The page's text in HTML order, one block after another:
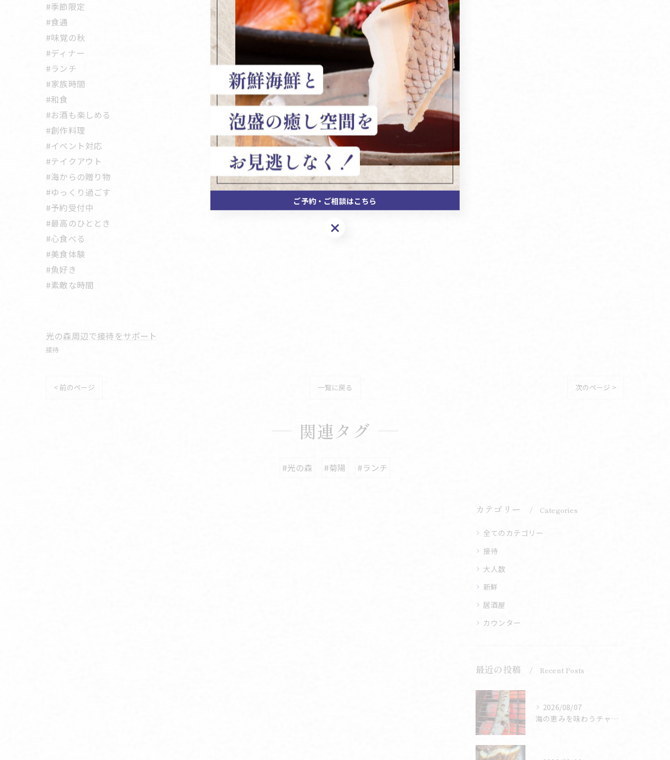
#季節限定
#食通
#味覚の秋
#ディナー
#ランチ
#家族時間
#和食
#お酒も楽しめる
#創作料理
#イベント対応
#テイクアウト
#海からの贈り物
#ゆっくり過ごす
#予約受付中
#最高のひととき
#心食べる
#美食体験
#魚好き
#素敵な時間
光の森周辺で接待をサポート
接待
< 前のページ 一覧に戻る 次のページ >
関連タグ
#光の森 #菊陽 #ランチ
カテゴリー Categories
全てのカテゴリー
接待
大人数
新鮮
居酒屋
カウンター
最近の投稿 Recent Posts
2026/08/07
海の恵みを味わうチャンス🌊
ご予約・ご相談はこちら
ご予約・ご相談はこちら